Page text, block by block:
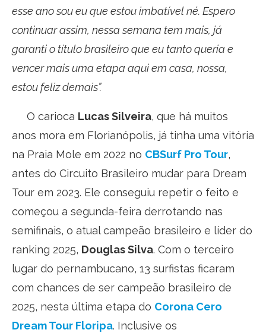
esse ano sou eu que estou imbatível né. Espero
continuar assim, nessa semana tem mais, já
garanti o título brasileiro que eu tanto queria e
vencer mais uma etapa aqui em casa, nossa,
estou feliz demais”.
O carioca Lucas Silveira, que há muitos
anos mora em Florianópolis, já tinha uma vitória
na Praia Mole em 2022 no CBSurf Pro Tour,
antes do Circuito Brasileiro mudar para Dream
Tour em 2023. Ele conseguiu repetir o feito e
começou a segunda-feira derrotando nas
semifinais, o atual campeão brasileiro e líder do
ranking 2025, Douglas Silva. Com o terceiro
lugar do pernambucano, 13 surfistas ficaram
com chances de ser campeão brasileiro de
2025, nesta última etapa do Corona Cero
Dream Tour Floripa. Inclusive os